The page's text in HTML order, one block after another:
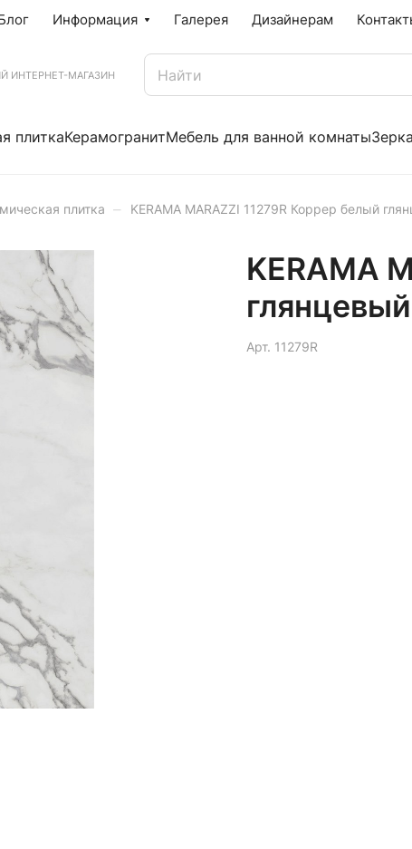
Информация Галерея Дизайнерам
ИНТЕРНЕТ-МАГАЗИН
плиткаКерамогранитМебель для ванной комнаты
плитка – KERAMA MARAZZI 11279R Коррер белый
KERAMA
Арт. 11279R